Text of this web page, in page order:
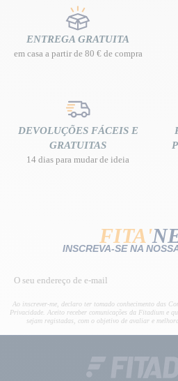
ENTREGA GRATUITA
em casa a partir de 80 € de compra
DEVOLUÇÕES FÁCEIS E
GRATUITAS
14 dias para mudar de ideia
FITA'
INSCREVA-SE NA
Ao inscrever-me, declaro ter tomado conhecimento das
Privacidade. Aceito receber comunicações da Fitadium e
sejam registadas, com o objetivo de avaliar e